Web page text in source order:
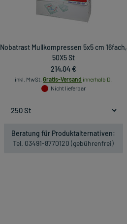
Nobatrast Mullkompressen 5x5 cm 16fach,
50X5 St
214,04 €
inkl. MwSt. Gratis-Versand innerhalb D.
Nicht lieferbar
Beratung für Produktalternativen:
Tel. 03491-8770120 (gebührenfrei)